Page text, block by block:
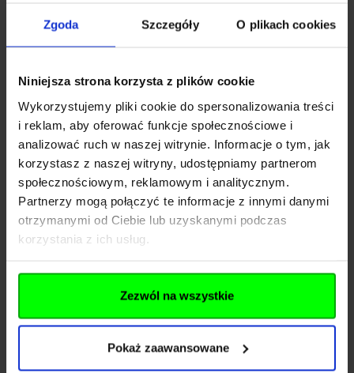
Zgoda Szczegóły O plikach cookies
Niniejsza strona korzysta z plików cookie
Wykorzystujemy pliki cookie do spersonalizowania treści
i reklam, aby oferować funkcje społecznościowe i
analizować ruch w naszej witrynie. Informacje o tym, jak
korzystasz z naszej witryny, udostępniamy partnerom
społecznościowym, reklamowym i analitycznym.
Partnerzy mogą połączyć te informacje z innymi danymi
otrzymanymi od Ciebie lub uzyskanymi podczas
korzystania z ich usług.
Zezwól na wszystkie
Pokaż zaawansowane
Sprzęty do samoobrony warto mieć blisko siebie,
jednak nie mogą obciążać, ponieważ to zniechęca do
potrzebne. Rozwiązaniem tego problemu są
wygodne futerały na paralizator. Chronią w jednym
momencie zarówno użytkownika, jak i sprzęt, a w
razie potrzeby można szybko je otworzyć, by
uzyskać dostęp do środka ochrony osobistej.
Kabura na broń krótką – skuteczna ochrona
pistoletu
W ofercie nie mogło zabraknąć zarówno
uniwersalnych, jak i dedykowanych pokrowców na
pistolety takie jak: Glock 17 i 19, Walther PPQ bądź
Jericho 941.Kabury do broni krótkiejzapewniają
bezpieczne przenoszenie nawet w zatłoczonych
miejscach. Dzięki solidnym zapięciom ich kradzież
lub zgubienie jest niemalże niemożliwe. Za to szybki
dostęp do broni umożliwia jeden przycisk, który